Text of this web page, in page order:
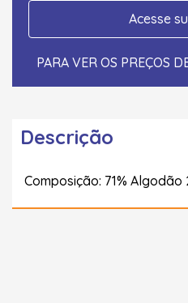
Acesse
PARA VER OS PREÇOS
Descrição
Composição: 71% Algodão